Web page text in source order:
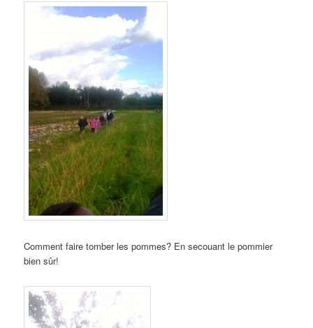
Comment faire tomber les pommes? En secouant le pommier
bien sûr!